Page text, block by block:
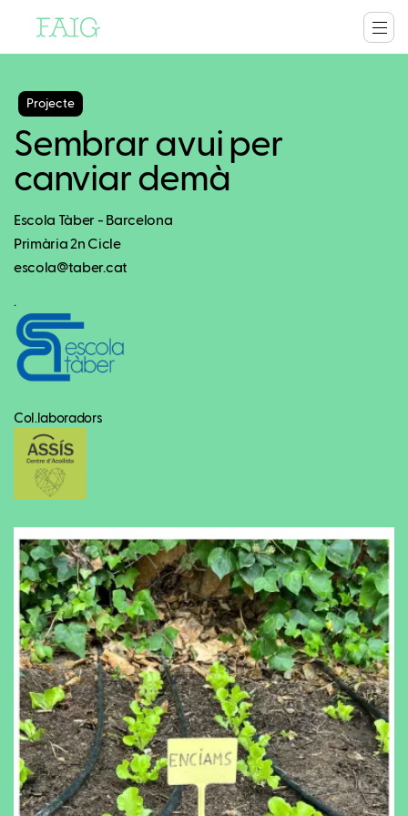
Projecte
Sembrar avui per
canviar demà
Escola Tàber - Barcelona
Primària 2n Cicle
escola@taber.cat
.
Col.laboradors